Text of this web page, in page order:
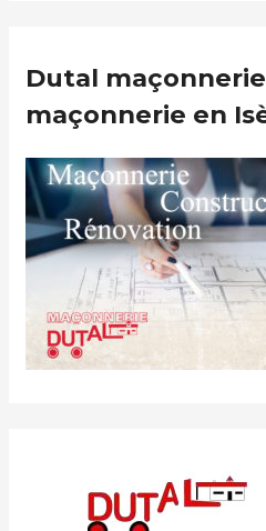
Dutal
maçonnerie en